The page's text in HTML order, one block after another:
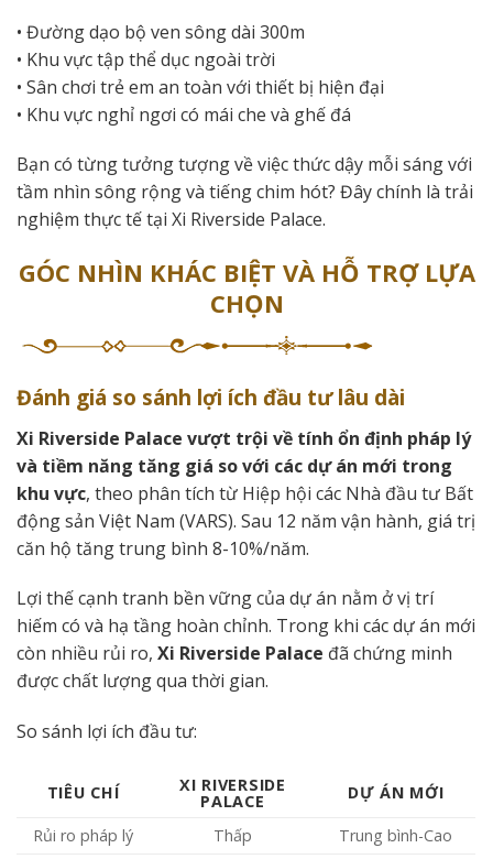
• Đường dạo bộ ven sông dài 300m
• Khu vực tập thể dục ngoài trời
• Sân chơi trẻ em an toàn với thiết bị hiện đại
• Khu vực nghỉ ngơi có mái che và ghế đá
Bạn có từng tưởng tượng về việc thức dậy mỗi sáng với
tầm nhìn sông rộng và tiếng chim hót? Đây chính là trải
nghiệm thực tế tại Xi Riverside Palace.
GÓC NHÌN KHÁC BIỆT VÀ HỖ TRỢ LỰA
CHỌN
Đánh giá so sánh lợi ích đầu tư lâu dài
Xi Riverside Palace vượt trội về tính ổn định pháp lý
và tiềm năng tăng giá so với các dự án mới trong
khu vực, theo phân tích từ Hiệp hội các Nhà đầu tư Bất
động sản Việt Nam (VARS). Sau 12 năm vận hành, giá trị
căn hộ tăng trung bình 8-10%/năm.
Lợi thế cạnh tranh bền vững của dự án nằm ở vị trí
hiếm có và hạ tầng hoàn chỉnh. Trong khi các dự án mới
còn nhiều rủi ro, Xi Riverside Palace đã chứng minh
được chất lượng qua thời gian.
So sánh lợi ích đầu tư:
TIÊU CHÍ XI RIVERSIDE
PALACE DỰ ÁN MỚI
Rủi ro pháp lý Thấp
Trung bình-Cao